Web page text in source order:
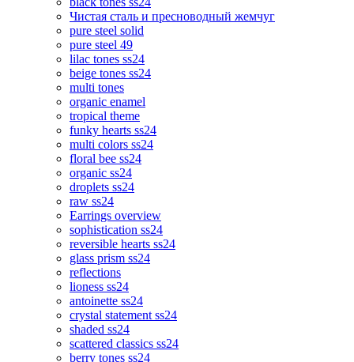
Чистая сталь и пресноводный жемчуг
pure steel solid
pure steel 49
lilac tones ss24
beige tones ss24
multi tones
organic enamel
tropical theme
funky hearts ss24
multi colors ss24
floral bee ss24
organic ss24
droplets ss24
raw ss24
Earrings overview
sophistication ss24
reversible hearts ss24
glass prism ss24
reflections
lioness ss24
antoinette ss24
crystal statement ss24
shaded ss24
scattered classics ss24
berry tones ss24